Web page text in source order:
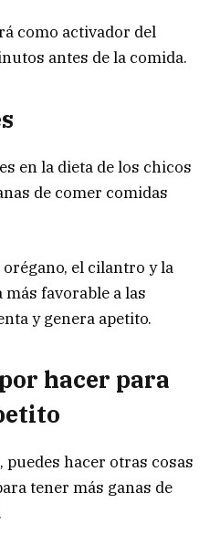
como activador del
antes de la comida.
en la dieta de los chicos
de comer comidas
el cilantro y la
favorable a las
y genera apetito.
hacer para
puedes hacer otras cosas
tener más ganas de